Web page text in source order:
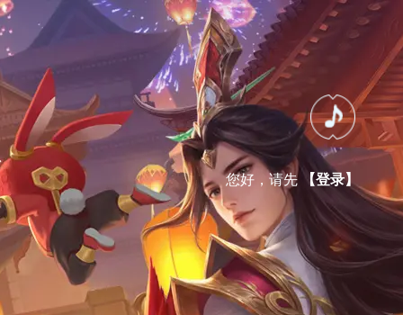
您好，请先 【登录】